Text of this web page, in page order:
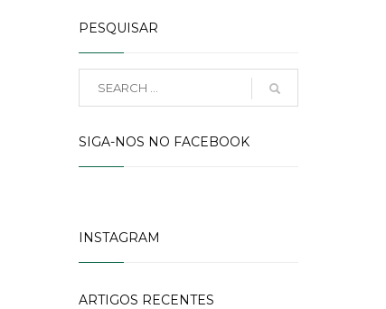
PESQUISAR
SIGA-NOS NO FACEBOOK
INSTAGRAM
ARTIGOS RECENTES